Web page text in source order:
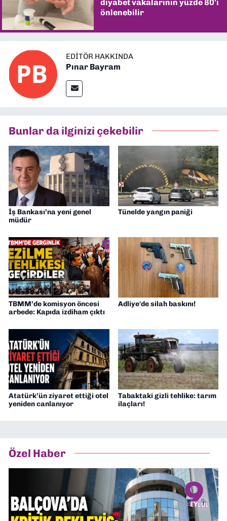
diyabet vakalarının yüzde 80'i
önlenebilir
EDITÖR HAKKINDA
Pınar Bayram
Bunlar da ilginizi çekebilir
İş Bankası’na yeni genel
müdür
Tünelde yangın paniği
TBMM’de komisyon öncesi
arbede: Kapıda izdiham çıktı
Adliye'de silah baskını!
Atatürk’ün ziyaret ettiği otel
yeniden canlanıyor
Tabaktaki gizli tehlike: tarım
ilaçları!
Özel Haber